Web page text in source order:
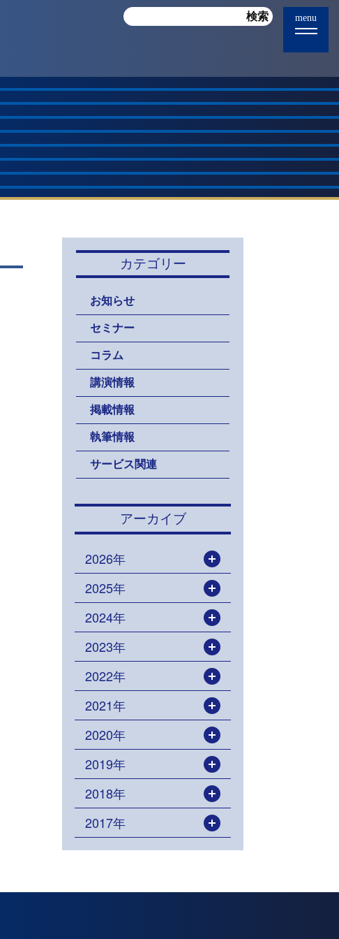
menu
カテゴリー
お知らせ
セミナー
コラム
講演情報
掲載情報
執筆情報
サービス関連
アーカイブ
2026年
2025年
2024年
2023年
2022年
2021年
2020年
2019年
2018年
2017年